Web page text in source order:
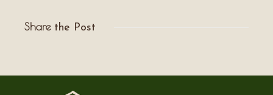
Sharethe Post